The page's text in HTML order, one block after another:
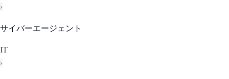
›
サイバーエージェント
IT
›